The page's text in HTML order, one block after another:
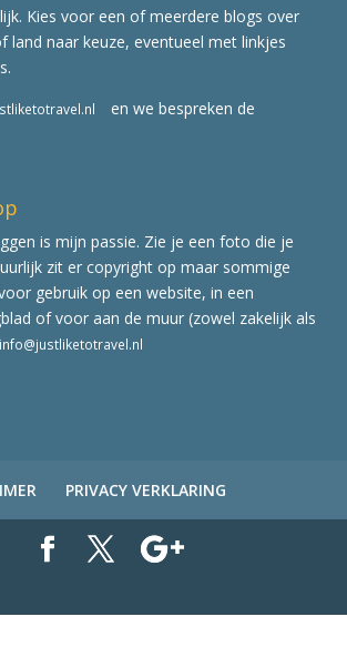
Kies voor een of meerdere blogs over
land naar keuze, eventueel met linkjes
en we bespreken de
is mijn passie. Zie je een foto die je
zit er copyright op maar sommige
gebruik op een website, in een
of voor aan de muur (zowel zakelijk als
info@justliketotravel.nl
PRIVACY VERKLARING